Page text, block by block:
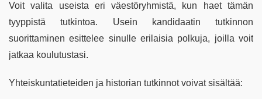
Voit valita useista eri väestöryhmistä, kun haet tämän
tyyppistä tutkintoa. Usein kandidaatin tutkinnon
suorittaminen esittelee sinulle erilaisia ​​​​polkuja, joilla voit
jatkaa koulutustasi.
Yhteiskuntatieteiden ja historian tutkinnot voivat sisältää: